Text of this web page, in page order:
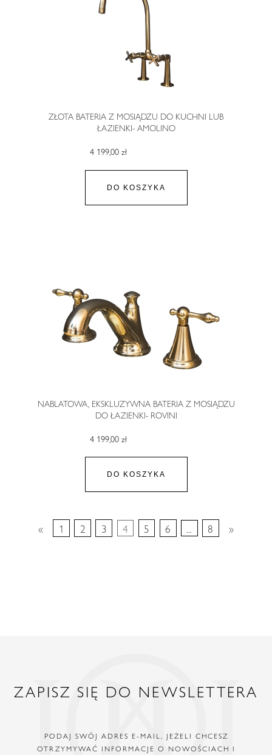
ZŁOTA BATERIA Z MOSIĄDZU DO KUCHNI LUB
ŁAZIENKI- AMOLINO
4 199,00 zł
DO KOSZYKA
NABLATOWA, EKSKLUZYWNA BATERIA Z MOSIĄDZU
DO ŁAZIENKI- ROVINI
4 199,00 zł
DO KOSZYKA
« 1 2 3 4 5 6 8 »
ZAPISZ SIĘ DO NEWSLETTERA
PODAJ SWÓJ ADRES E-MAIL, JEŻELI CHCESZ
OTRZYMYWAĆ INFORMACJE O NOWOŚCIACH I